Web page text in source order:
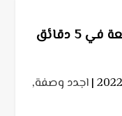
فطائر المقلاة السائلة السريعة في 5 دقائق
|اجدد وصفة,